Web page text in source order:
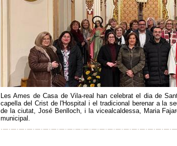
Les Ames de Casa de Vila-real han celebrat el dia de
capella del Crist de l'Hospital i el tradicional berenar a la
de la ciutat, José Benlloch, i la vicealcaldessa, Maria
municipal.